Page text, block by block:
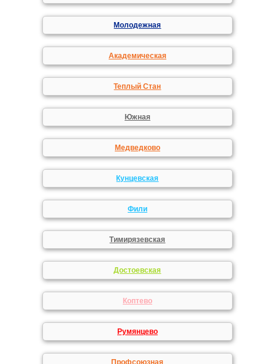
Молодежная
Академическая
Теплый Стан
Южная
Медведково
Кунцевская
Фили
Тимирязевская
Достоевская
Коптево
Румянцево
Профсоюзная